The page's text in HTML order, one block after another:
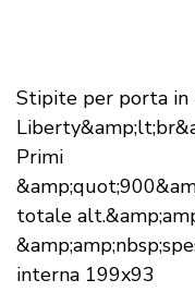
Stipite per porta
Primi
totale
interna 199x93